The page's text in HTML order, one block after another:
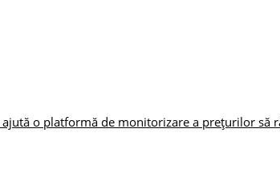
ajută o platformă de monitorizare a prețurilor să